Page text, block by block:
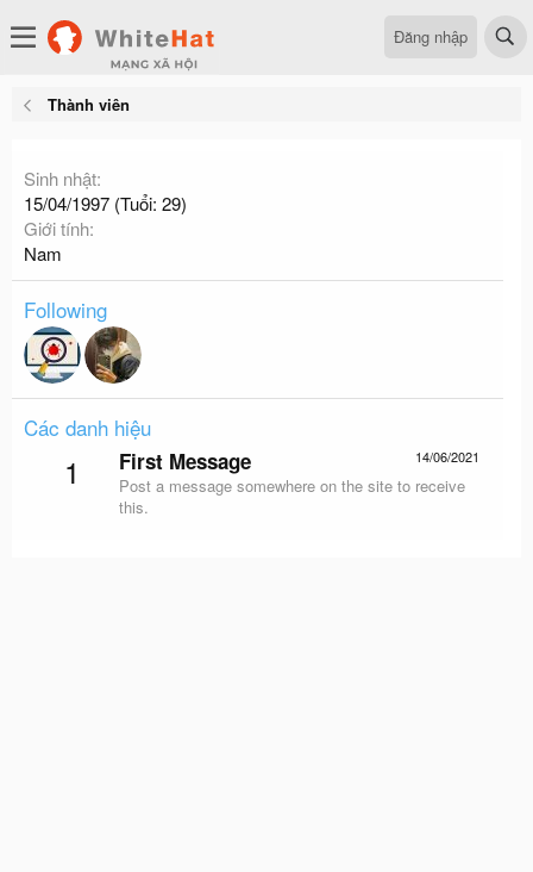
Đăng nhập
Thành viên
Sinh nhật
15/04/1997 (Tuổi: 29)
Giới tính
Nam
Following
Các danh hiệu
1 14/06/2021
First Message
Post a message somewhere on the site to receive
this.